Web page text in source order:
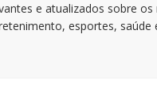
e atualizados sobre
esportes, saúde